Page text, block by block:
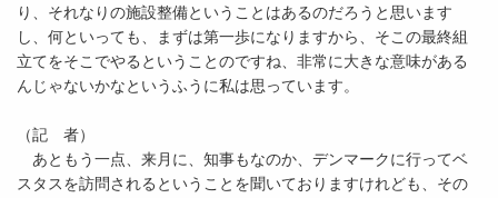
り、それなりの施設整備ということはあるのだろうと思います
し、何といっても、まずは第一歩になりますから、そこの最終組
立てをそこでやるということのですね、非常に大きな意味がある
んじゃないかなというふうに私は思っています。
（記 者）
あともう一点、来月に、知事もなのか、デンマークに行ってベ
スタスを訪問されるということを聞いておりますけれども、その